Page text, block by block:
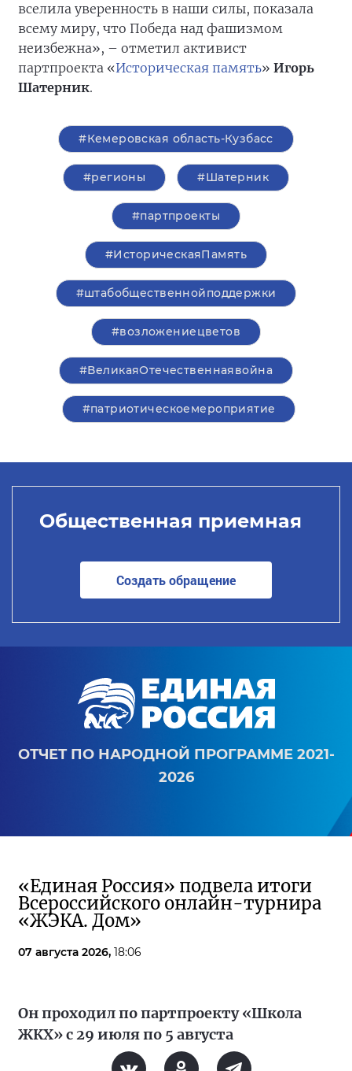
вселила уверенность в наши силы, показала
всему миру, что Победа над фашизмом
неизбежна», – отметил активист
партпроекта «Историческая память» Игорь
Шатерник.
#Кемеровская область-Кузбасс
#регионы #Шатерник
#партпроекты
#ИсторическаяПамять
#штабобщественнойподдержки
#возложениецветов
#ВеликаяОтечественнаявойна
#патриотическоемероприятие
Общественная приемная
Создать обращение
ОТЧЕТ ПО НАРОДНОЙ ПРОГРАММЕ 2021-
2026
«Единая Россия» подвела итоги
Всероссийского онлайн-турнира
«ЖЭКА. Дом»
07 августа 2026, 18:06
Он проходил по партпроекту «Школа
ЖКХ» с 29 июля по 5 августа